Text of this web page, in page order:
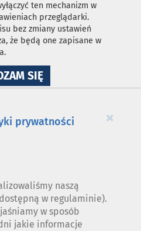
ten mechanizm w
przeglądarki.
bez zmiany ustawień
że będą one zapisane w
SIĘNA
WYKORZYSTANIE
×
prywatności
naszą
w regulaminie).
w sposób
jakie informacje